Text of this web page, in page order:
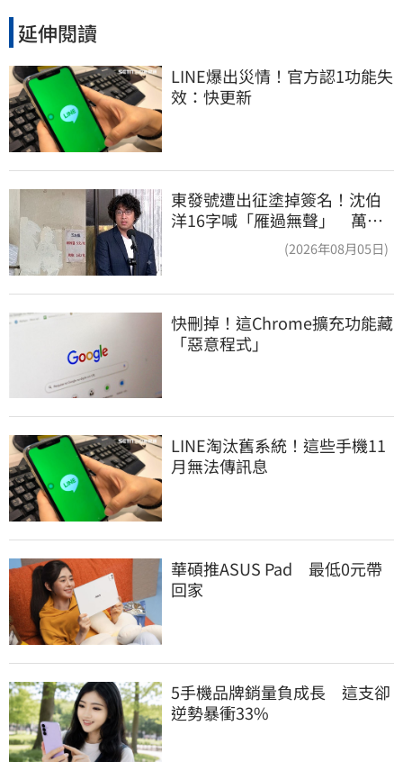
延伸閱讀
LINE爆出災情！官方認1功能失
效：快更新
東發號遭出征塗掉簽名！沈伯
洋16字喊「雁過無聲」 萬人
(2026年08月05日)
快刪掉！這Chrome擴充功能藏
「惡意程式」
LINE淘汰舊系統！這些手機11
月無法傳訊息
華碩推ASUS Pad　最低0元帶
回家
5手機品牌銷量負成長　這支卻
逆勢暴衝33%